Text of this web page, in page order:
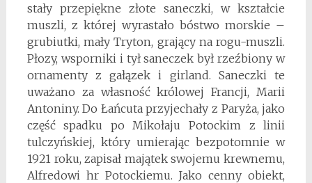
stały przepiękne złote saneczki, w kształcie
muszli, z której wyrastało bóstwo morskie –
grubiutki, mały Tryton, grający na rogu-muszli.
Płozy, wsporniki i tył saneczek był rzeźbiony w
ornamenty z gałązek i girland. Saneczki te
uważano za własność królowej Francji, Marii
Antoniny. Do Łańcuta przyjechały z Paryża, jako
część spadku po Mikołaju Potockim z linii
tulczyńskiej, który umierając bezpotomnie w
1921 roku, zapisał majątek swojemu krewnemu,
Alfredowi hr Potockiemu. Jako cenny obiekt,